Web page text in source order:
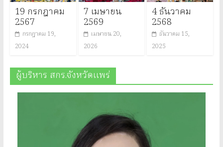
19 กรกฎาคม
2567
กรกฎาคม 19,
2024
7 เมษายน
2569
เมษายน 20,
2026
4 ธันวาคม
2568
ธันวาคม 15,
2025
ผู้บริหาร สกร.จังหวัดแพร่